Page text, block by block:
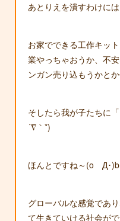
あとりえを潰すわけには
お家でできる工作キッ
業やっちゃおうか、不
ンガン売り込もうかと
そしたら我が子たちに
´∇｀*)
ほんとですね～(oゝД･)b
グローバルな感覚であ
て生きていける社会が